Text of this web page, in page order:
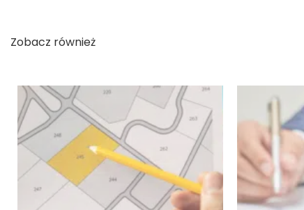
Zobacz również